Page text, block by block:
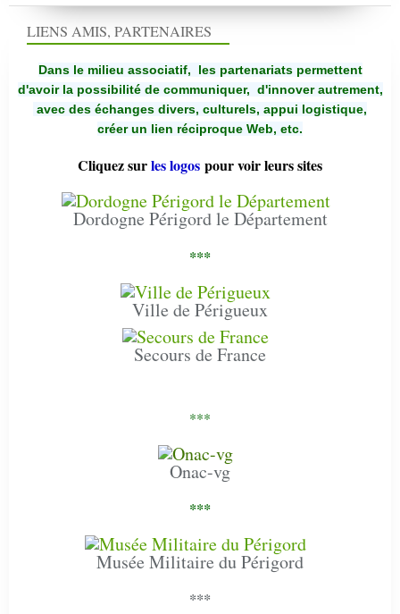
LIENS AMIS, PARTENAIRES
Dans le milieu associatif, les partenariats permettent
d'avoir la possibilité de communiquer, d'innover autrement,
avec des échanges divers, culturels, appui logistique,
créer un lien réciproque Web, etc.
Cliquez surles logos pour voir leurs sites
Dordogne Périgord le Département
***
Ville de Périgueux
Secours de France
***
Onac-vg
***
Musée Militaire du Périgord
***